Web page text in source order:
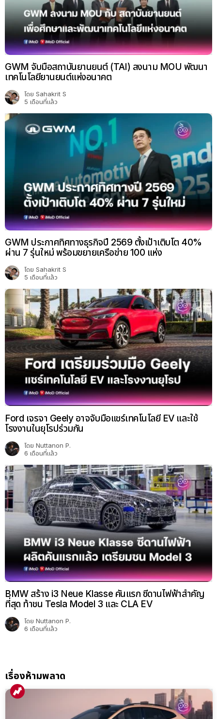
GWM จับมือสถาบันยานยนต์ (TAI) ลงนาม MOU พัฒนา
เทคโนโลยียานยนต์แห่งอนาคต
โดย Sahakrit S
5 เดือนที่แล้ว
GWM ประกาศทิศทางธุรกิจปี 2569 ตั้งเป้าเติบโต 40%
ผ่าน 7 รุ่นใหม่ พร้อมขยายเครือข่าย 100 แห่ง
โดย Sahakrit S
5 เดือนที่แล้ว
Ford เจรจา Geely อาจจับมือแชร์เทคโนโลยี EV และใช้
โรงงานในยุโรปร่วมกัน
โดย Nuttanon P.
6 เดือนที่แล้ว
BMW สร้าง i3 Neue Klasse คันแรก ซีดานไฟฟ้าสำคัญ
ที่สุด ท้าชน Tesla Model 3 และ CLA EV
โดย Nuttanon P.
6 เดือนที่แล้ว
เรื่องห้ามพลาด